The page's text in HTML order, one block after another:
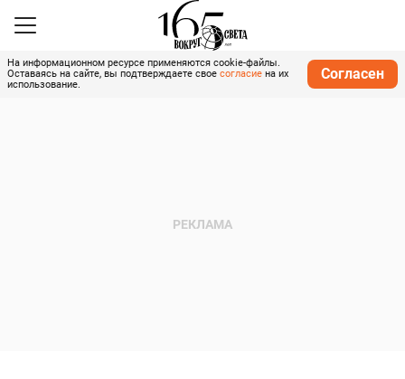
На информационном ресурсе применяются cookie-файлы.
Оставаясь на сайте, вы подтверждаете свое согласие на их
использование.
Согласен